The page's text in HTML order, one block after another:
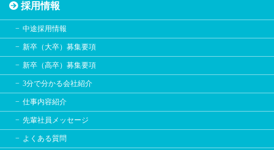
採用情報
中途採用情報
新卒（大卒）募集要項
新卒（高卒）募集要項
3分で分かる会社紹介
仕事内容紹介
先輩社員メッセージ
よくある質問